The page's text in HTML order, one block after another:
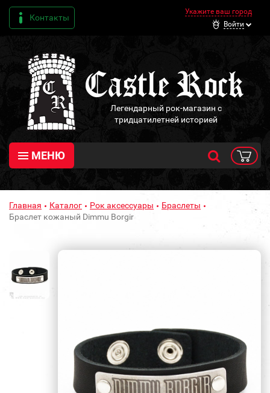
Контакты
Укажите ваш город
Войти
Легендарный рок-магазин с
тридцатилетней историей
МЕНЮ
Главная Каталог Рок аксессуары
Браслеты
Браслет кожаный Dimmu Borgir